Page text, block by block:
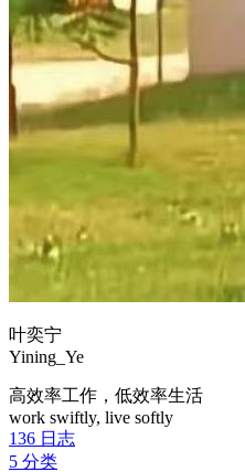
叶奕宁
Yining_Ye
高效率工作，低效率生活
work swiftly, live softly
136 日志
5 分类